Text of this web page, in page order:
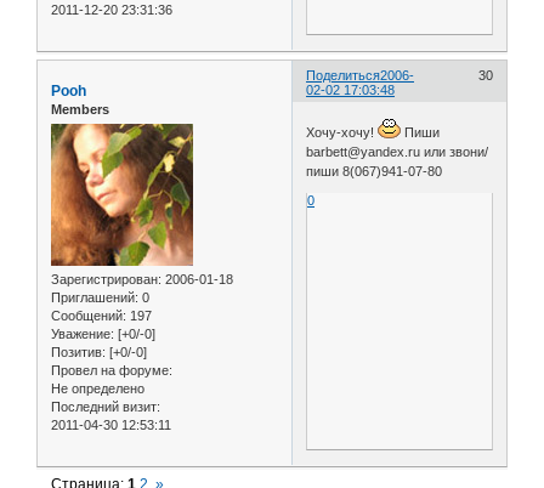
2011-12-20 23:31:36
Поделиться 30
2006-
02-02 17:03:48
Pooh
Members
Зарегистрирован: 2006-01-18
Приглашений: 0
Сообщений: 197
Уважение: [+0/-0]
Позитив: [+0/-0]
Провел на форуме:
Не определено
Последний визит:
2011-04-30 12:53:11
Хочу-хочу!
Пиши
barbett@yandex.ru или звони/
пиши 8(067)941-07-80
0
Страница:1 2 »